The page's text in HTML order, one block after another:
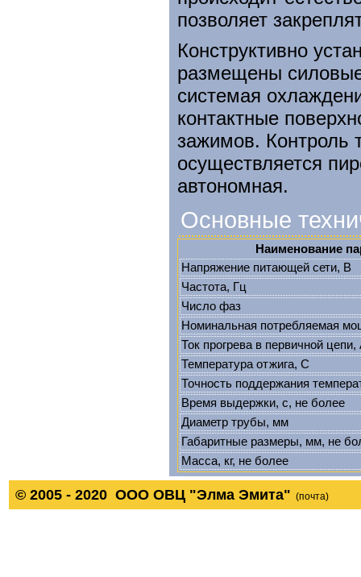
позволяет
Конструктивно
размещены
системая
контактные
зажимов. Контроль
осуществляется
автономная.
Основные
Наименование
Напряжение питающей сети, В
Частота, Гц
Число фаз
Номинальная потребляемая
Ток прогрева в первичной цепи,
Температура отжига, C
Точность поддержания
Время выдержки, с, не более
Диаметр трубы, мм
Габаритные размеры, мм, не
Масса, кг, не более
© 2005 - 2020 ООО ОВЦ "Элма Эмита" (почта)